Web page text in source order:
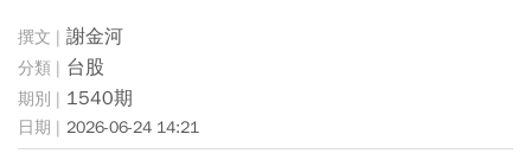
謝金河
台股
1540期
2026-06-24 14:21